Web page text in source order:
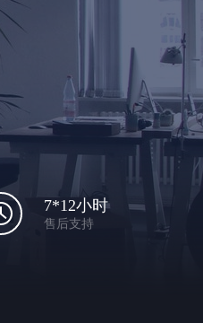
7*12小时
售后支持